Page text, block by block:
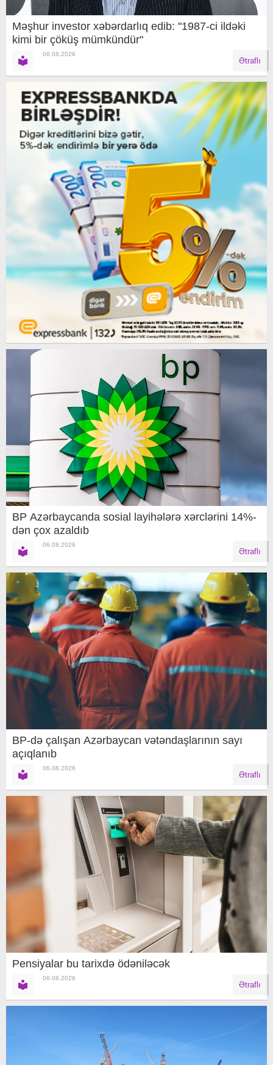
Məşhur investor xəbərdarlıq edib: "1987-ci ildəki
kimi bir çöküş mümkündür"
06.08.2026
Ətraflı
BP Azərbaycanda sosial layihələrə xərclərini 14%-
dən çox azaldıb
06.08.2026
Ətraflı
BP-də çalışan Azərbaycan vətəndaşlarının sayı
açıqlanıb
06.08.2026
Ətraflı
Pensiyalar bu tarixdə ödəniləcək
06.08.2026
Ətraflı